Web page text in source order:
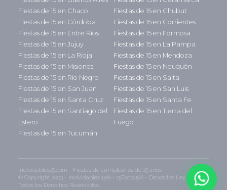
Fiestas de 15 en Chaco
Fiestas de 15 en Chubut
Fiestas de 15 en Córdoba
Fiestas de 15 en Corrientes
Fiestas de 15 en Entre Ríos
Fiestas de 15 en Formosa
Fiestas de 15 en Jujuy
Fiestas de 15 en La Pampa
Fiestas de 15 en La Rioja
Fiestas de 15 en Mendoza
Fiestas de 15 en Misiones
Fiestas de 15 en Neuquén
Fiestas de 15 en Río Negro
Fiestas de 15 en Salta
Fiestas de 15 en San Juan
Fiestas de 15 en San Luis
Fiestas de 15 en Santa Cruz
Fiestas de 15 en Santa Fe
Fiestas de 15 en Santiago del
Estero
Fiestas de 15 en Tierra del
Fuego
Fiestas de 15 en Tucumán
Inolvidables15.com - Fiestas de cumpleaños de 15 años
© Copyright 2003 - Inolvidables 15® - 15Todo15® - Depositos Ley 11.723 -
Todos los Derechos Reservados.